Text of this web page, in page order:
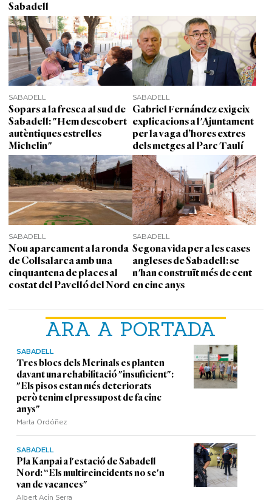
ARA A PORTADA
SABADELL
Tres blocs dels Merinals es planten
davant una rehabilitació "insuficient":
"Els pisos estan més deteriorats
però tenim el pressupost de fa cinc
anys"
Marta Ordóñez
SABADELL
Pla Kanpai a l'estació de Sabadell
Nord: “Els multireincidents no se'n
van de vacances"
Albert Acín Serra
Sabadell
SABADELL
Sopars a la fresca al sud de
Sabadell: "Hem descobert
autèntiques estrelles
Michelin"
SABADELL
Gabriel Fernández exigeix
explicacions a l'Ajuntament
per la vaga d’hores extres
dels metges al Parc Taulí
SABADELL
Nou aparcament a la ronda
de Collsalarca amb una
cinquantena de places al
costat del Pavelló del Nord
SABADELL
Segona vida per a les cases
angleses de Sabadell: se
n'han construït més de cent
en cinc anys